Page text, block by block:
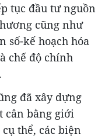
tục đầu tư nguồn
cũng như
số-kế hoạch hóa
chế độ chính
đã xây dựng
cân bằng giới
thể, các biện